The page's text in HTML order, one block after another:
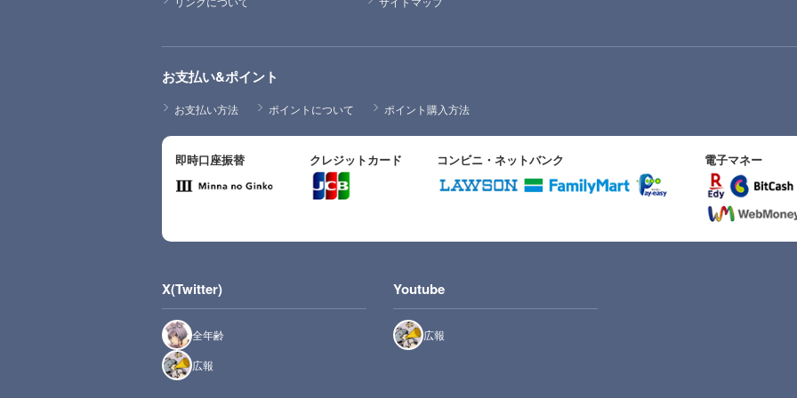
お支払い&ポイント
お支払い方法 ポイントについて ポイント購入方法
即時口座振替 クレジットカード コンビニ・ネットバンク 電子マネー
X(Twitter)
全年齢
広報
Youtube
広報